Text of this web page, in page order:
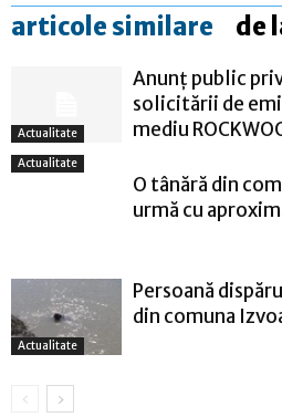
articole similare de
Actualitate
Anunț public
solicitării de
mediu
Actualitate
O tânără din
urmă cu
Actualitate
Persoană
din comuna